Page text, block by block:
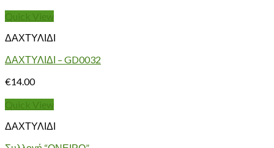
Quick View
ΔΑΧΤΥΛΙΔΙ
ΔΑΧΤΥΛΙΔΙ – GD0032
€14.00
Quick View
ΔΑΧΤΥΛΙΔΙ